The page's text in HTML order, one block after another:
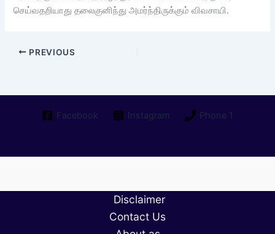
செய்வதறியாது தலைகுனிந்து அமர்ந்திருக்கும் விவசாயி.
PREVIOUS
Facebook Instagram Phone 1
Disclaimer
Contact Us